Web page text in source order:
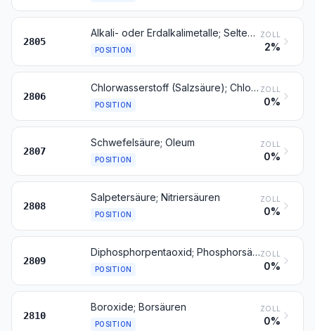
2805
Alkali- oder Erdalkalimetalle; Seltenerdmetalle, Scandium und Yttrium, auch untereinander gemischt oder miteinander legiert; Quecksilber
POSITION
ZOLL
2%
2806
Chlorwasserstoff (Salzsäure); Chloroschwefelsäure
POSITION
ZOLL
0%
2807
Schwefelsäure; Oleum
POSITION
ZOLL
0%
2808
Salpetersäure; Nitriersäuren
POSITION
ZOLL
0%
2809
Diphosphorpentaoxid; Phosphorsäure; Polyphosphorsäuren, auch chemisch nicht einheitlich
POSITION
ZOLL
0%
2810
Boroxide; Borsäuren
POSITION
ZOLL
0%